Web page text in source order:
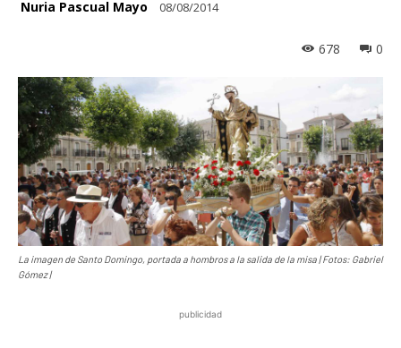
Nuria Pascual Mayo 08/08/2014
0
678
La imagen de Santo Domingo, portada a hombros a la salida de la misa | Fotos: Gabriel
Gómez |
publicidad